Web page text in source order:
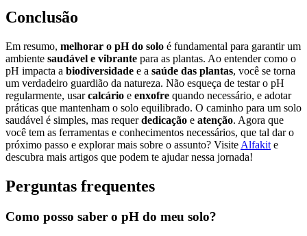
Conclusão
Em resumo, melhorar o pH do solo é fundamental para garantir um
ambiente saudável e vibrante para as plantas. Ao entender como o
pH impacta a biodiversidade e a saúde das plantas, você se torna
um verdadeiro guardião da natureza. Não esqueça de testar o pH
regularmente, usarcalcário e enxofre quando necessário, e adotar
práticas que mantenham o solo equilibrado. O caminho para um solo
saudável é simples, mas requerdedicação e atenção. Agora que
você tem as ferramentas e conhecimentos necessários, que tal dar o
próximo passo e explorar mais sobre o assunto? Visite Alfakit e
descubra mais artigos que podem te ajudar nessa jornada!
Perguntas frequentes
Como posso saber o pH do meu solo?